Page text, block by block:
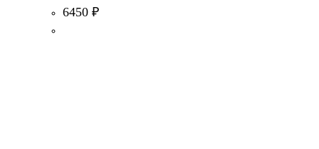
6450 ₽